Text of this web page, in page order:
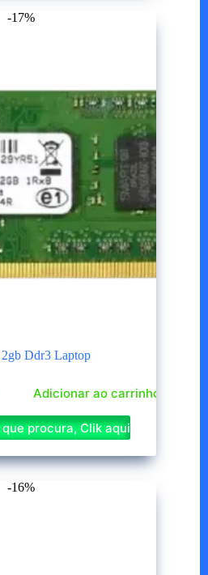
-17%
Ddr3 Laptop
Adicionar ao carrinho
procura, Clik aqui
-16%